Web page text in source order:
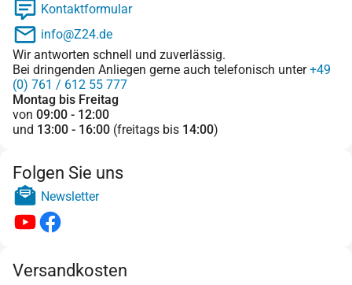
Kontaktformular
info@Z24.de
Wir antworten schnell und zuverlässig.
Bei dringenden Anliegen gerne auch telefonisch unter+49
(0) 761 / 612 55 777
Montag bis Freitag
von 09:00 - 12:00
und 13:00 - 16:00 (freitags bis 14:00)
Folgen Sie uns
Newsletter
Versandkosten